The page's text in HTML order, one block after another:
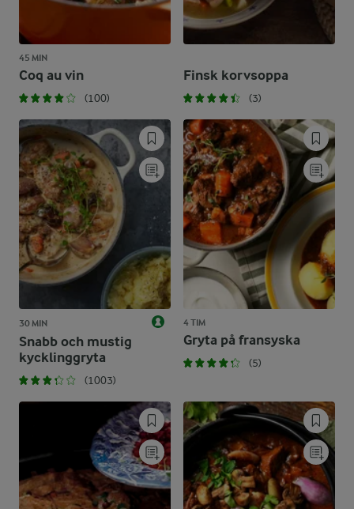
45 MIN
Coq au vin
(100)
Finsk korvsoppa
(3)
30 MIN
Snabb och mustig
kycklinggryta
(1003)
4 TIM
Gryta på fransyska
(5)